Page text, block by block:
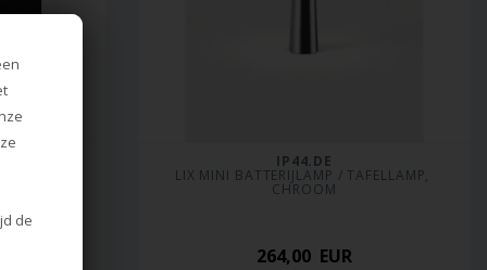
de
DARK
IP44.DE
LIX MINI BATTERIJLAMP / TAFELLAMP,
CHROOM
264,00 EUR